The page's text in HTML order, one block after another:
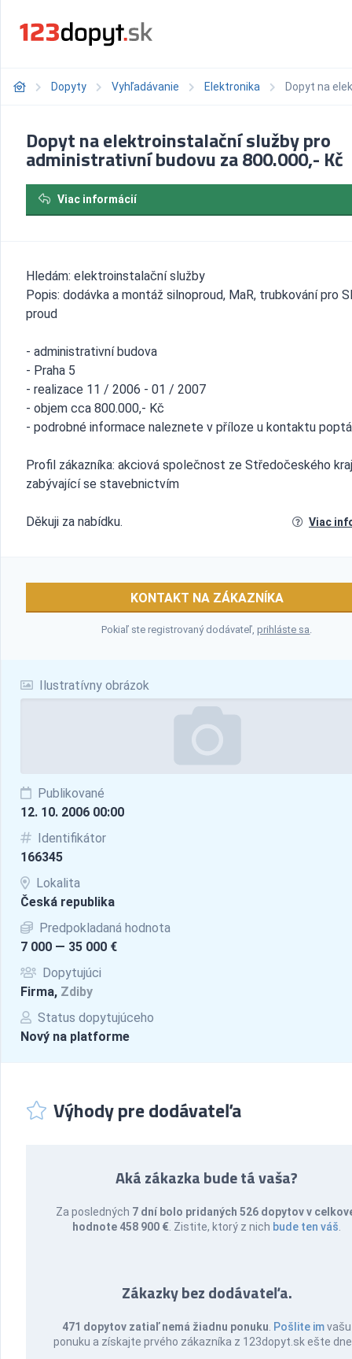
Dopyty Vyhľadávanie Elektronika Dopyt na
Ilustratívny obrázok
Publikované
12. 10. 2006 00:00
Identifikátor
166345
Lokalita
Česká republika
Predpokladaná hodnota
7 000 — 35 000 €
Dopytujúci
Firma, Zdiby
Status dopytujúceho
Nový na platforme
Dopyt na elektroinstalační služby pro
administrativní budovu za 800.000,- Kč
Viac informácií
Hledám: elektroinstalační služby
Popis: dodávka a montáž silnoproud, MaR, trubkování pro
proud
- administrativní budova
- Praha 5
- realizace 11 / 2006 - 01 / 2007
- objem cca 800.000,- Kč
- podrobné informace naleznete v příloze u kontaktu
Profil zákazníka: akciová společnost ze Středočeského
zabývající se stavebnictvím
Děkuji za nabídku. Viac
KONTAKT NA ZÁKAZNÍKA
Pokiaľ ste registrovaný dodávateľ,prihláste sa.
Výhody pre dodávateľa
Aká zákazka bude tá vaša?
Za posledných 7 dní bolo pridaných 526 dopytov v
hodnote 458 900 € . Zistite, ktorý z nich bude ten váš
Zákazky bez dodávateľa.
471 dopytov zatiaľ nemá žiadnu ponuku Pošlite imvašu
ponuku a získajte prvého zákazníka z 123dopyt.sk ešte